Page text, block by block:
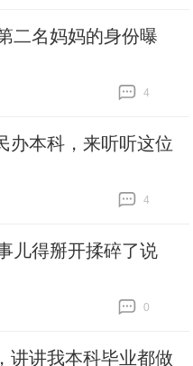
二名妈妈的身份曝
4
办本科，来听听这位
4
儿得掰开揉碎了说
0
讲讲我本科毕业都做